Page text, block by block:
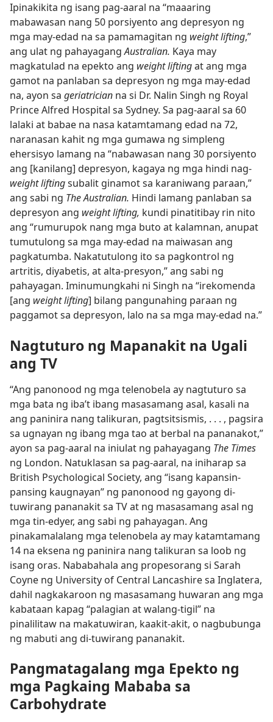
Ipinakikita ng isang pag-aaral na “maaaring
mabawasan nang 50 porsiyento ang depresyon ng
mga may-edad na sa pamamagitan ng weight lifting,”
ang ulat ng pahayagangAustralian. Kaya may
magkatulad na epekto ang weight liftingat ang mga
gamot na panlaban sa depresyon ng mga may-edad
na, ayon sa geriatrician na si Dr. Nalin Singh ng Royal
Prince Alfred Hospital sa Sydney. Sa pag-aaral sa 60
lalaki at babae na nasa katamtamang edad na 72,
naranasan kahit ng mga gumawa ng simpleng
ehersisyo lamang na “nabawasan nang 30 porsiyento
ang [kanilang] depresyon, kagaya ng mga hindi nag-
weight liftingsubalit ginamot sa karaniwang paraan,”
ang sabi ng The Australian. Hindi lamang panlaban sa
depresyon ang weight lifting, kundi pinatitibay rin nito
ang “rumurupok nang mga buto at kalamnan, anupat
tumutulong sa mga may-edad na maiwasan ang
pagkatumba. Nakatutulong ito sa pagkontrol ng
artritis, diyabetis, at alta-presyon,” ang sabi ng
pahayagan. Iminumungkahi ni Singh na “irekomenda
[ang weight lifting] bilang pangunahing paraan ng
paggamot sa depresyon, lalo na sa mga may-edad na.”
Nagtuturo ng Mapanakit na Ugali
ang TV
“Ang panonood ng mga telenobela ay nagtuturo sa
mga bata ng iba’t ibang masasamang asal, kasali na
ang paninira nang talikuran, pagtsitsismis, . . . , pagsira
sa ugnayan ng ibang mga tao at berbal na pananakot,”
ayon sa pag-aaral na iniulat ng pahayagang The Times
ng London. Natuklasan sa pag-aaral, na iniharap sa
British Psychological Society, ang “isang kapansin-
pansing kaugnayan” ng panonood ng gayong di-
tuwirang pananakit sa TV at ng masasamang asal ng
mga tin-edyer, ang sabi ng pahayagan. Ang
pinakamalalang mga telenobela ay may katamtamang
14 na eksena ng paninira nang talikuran sa loob ng
isang oras. Nababahala ang propesorang si Sarah
Coyne ng University of Central Lancashire sa Inglatera,
dahil nagkakaroon ng masasamang huwaran ang mga
kabataan kapag “palagian at walang-tigil” na
pinalilitaw na makatuwiran, kaakit-akit, o nagbubunga
ng mabuti ang di-tuwirang pananakit.
Pangmatagalang mga Epekto ng
mga Pagkaing Mababa sa
Carbohydrate